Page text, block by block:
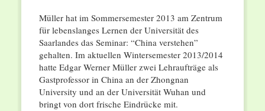
Müller hat im Sommersemester 2013 am Zentrum
für lebenslanges Lernen der Universität des
Saarlandes das Seminar: “China verstehen”
gehalten. Im aktuellen Wintersemester 2013/2014
hatte Edgar Werner Müller zwei Lehraufträge als
Gastprofessor in China an der Zhongnan
University und an der Universität Wuhan und
bringt von dort frische Eindrücke mit.